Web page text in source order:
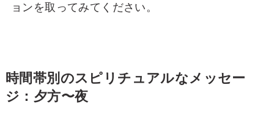
ョンを取ってみてください。
時間帯別のスピリチュアルなメッセー
ジ：夕方〜夜